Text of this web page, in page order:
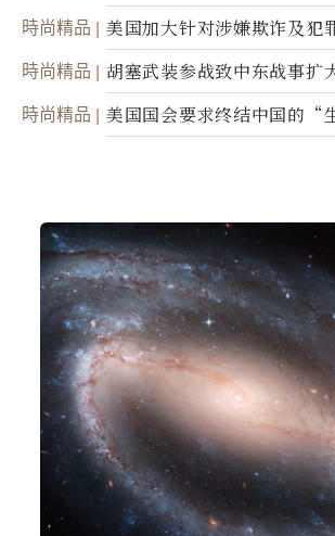
踪
時尚精品
美国加大针对涉嫌欺诈及犯
民权力度
時尚精品
胡塞武装参战致中东战事扩
面入侵的可能性
時尚精品 美国国会要求终结中国的“